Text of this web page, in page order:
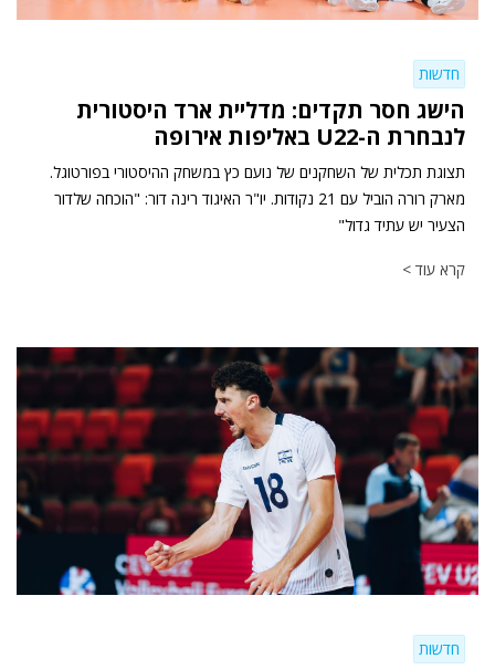
חדשות
הישג חסר תקדים: מדליית ארד היסטורית
לנבחרת ה-U22 באליפות אירופה
תצוגת תכלית של השחקנים של נועם כץ במשחק ההיסטורי בפורטוגל.
מארק רורה הוביל עם 21 נקודות. יו"ר האיגוד רינה דור: "הוכחה שלדור
הצעיר יש עתיד גדול"
קרא עוד >
חדשות